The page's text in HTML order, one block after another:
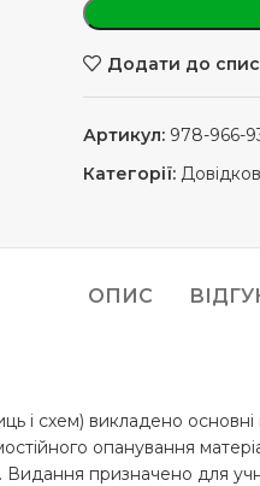
Додати до
Артикул: 978-966-
Категорії:
ОПИС
і схем) викладено
опанування
призначено для учнів